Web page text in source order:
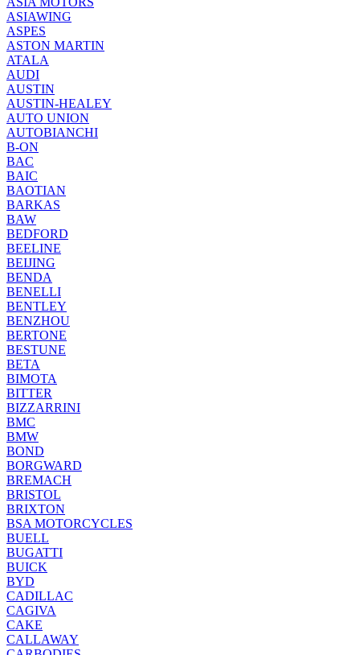
ASIAWING
ASPES
ASTON MARTIN
ATALA
AUDI
AUSTIN
AUSTIN-HEALEY
AUTO UNION
AUTOBIANCHI
B-ON
BAC
BAIC
BAOTIAN
BARKAS
BAW
BEDFORD
BEELINE
BEIJING
BENDA
BENELLI
BENTLEY
BENZHOU
BERTONE
BESTUNE
BETA
BIMOTA
BITTER
BIZZARRINI
BMC
BMW
BOND
BORGWARD
BREMACH
BRISTOL
BRIXTON
BSA MOTORCYCLES
BUELL
BUGATTI
BUICK
BYD
CADILLAC
CAGIVA
CAKE
CALLAWAY